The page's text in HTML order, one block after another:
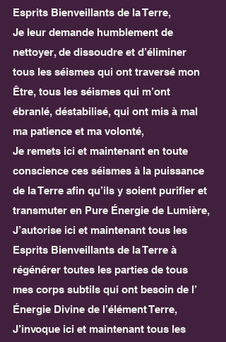
Esprits Bienveillants de la Terre,
Je leur demande humblement de
nettoyer, de dissoudre et d’éliminer
tous les séismes qui ont traversé mon
Être, tous les séismes qui m’ont
ébranlé, déstabilisé, qui ont mis à mal
ma patience et ma volonté,
Je remets ici et maintenant en toute
conscience ces séismes à la puissance
de la Terre afin qu’ils y soient purifier et
transmuter en Pure Énergie de Lumière,
J’autorise ici et maintenant tous les
Esprits Bienveillants de la Terre à
régénérer toutes les parties de tous
mes corps subtils qui ont besoin de l’
Énergie Divine de l’élément Terre,
J’invoque ici et maintenant tous les